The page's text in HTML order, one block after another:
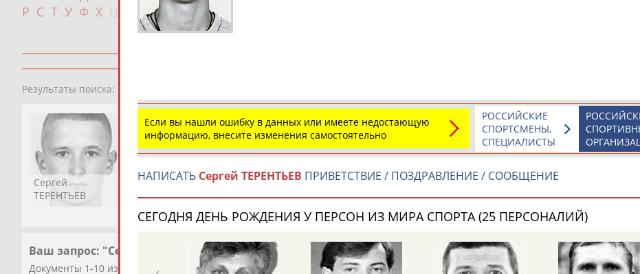
Р С Т У Ф Х Ш Щ Э Ю Я
Результаты поиска:
Сергей
ТЕРЕНТЬЕВ
Ваш запрос: "Сергей ТЕРЕНТЬЕВ"
Документы 1-10 из 12 найденных уникальных документов
Если вы нашли ошибку в данных или имеете недостающую
информацию, внесите изменения самостоятельно
РОССИЙСКИЕ
СПОРТСМЕНЫ,
СПЕЦИАЛИСТЫ
НАПИСАТЬ Сергей ТЕРЕНТЬЕВ ПРИВЕТСТВИЕ / ПОЗДРАВЛЕНИЕ / СООБЩЕНИЕ
СЕГОДНЯ ДЕНЬ РОЖДЕНИЯ У ПЕРСОН ИЗ МИРА СПОРТА (25 ПЕРСОНАЛИЙ)